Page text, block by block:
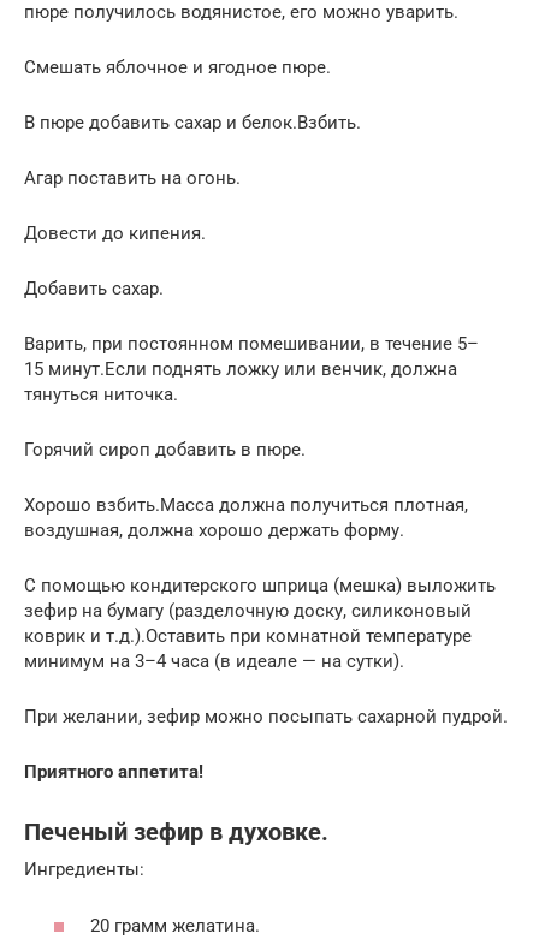
пюре получилось водянистое, его можно уварить.
Смешать яблочное и ягодное пюре.
В пюре добавить сахар и белок.Взбить.
Агар поставить на огонь.
Довести до кипения.
Добавить сахар.
Варить, при постоянном помешивании, в течение 5–
15 минут.Если поднять ложку или венчик, должна
тянуться ниточка.
Горячий сироп добавить в пюре.
Хорошо взбить.Масса должна получиться плотная,
воздушная, должна хорошо держать форму.
С помощью кондитерского шприца (мешка) выложить
зефир на бумагу (разделочную доску, силиконовый
коврик и т.д.).Оставить при комнатной температуре
минимум на 3–4 часа (в идеале — на сутки).
При желании, зефир можно посыпать сахарной пудрой.
Приятного аппетита!
Печеный зефир в духовке.
Ингредиенты:
20 грамм желатина.